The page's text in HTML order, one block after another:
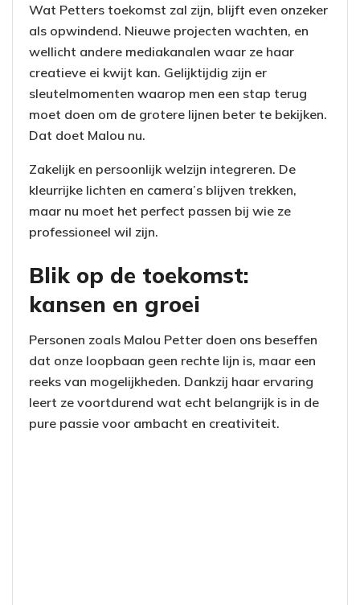
Wat Petters toekomst zal zijn, blijft even onzeker
als opwindend. Nieuwe projecten wachten, en
wellicht andere mediakanalen waar ze haar
creatieve ei kwijt kan. Gelijktijdig zijn er
sleutelmomenten waarop men een stap terug
moet doen om de grotere lijnen beter te bekijken.
Dat doet Malou nu.
Zakelijk en persoonlijk welzijn integreren. De
kleurrijke lichten en camera’s blijven trekken,
maar nu moet het perfect passen bij wie ze
professioneel wil zijn.
Blik op de toekomst:
kansen en groei
Personen zoals Malou Petter doen ons beseffen
dat onze loopbaan geen rechte lijn is, maar een
reeks van mogelijkheden. Dankzij haar ervaring
leert ze voortdurend wat echt belangrijk is in de
pure passie voor ambacht en creativiteit.